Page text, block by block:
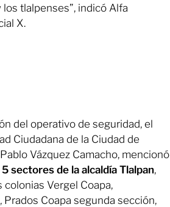
tlalpenses”, indicó Alfa
X.
del operativo de seguridad, el
Ciudadana de la Ciudad de
Vázquez Camacho, mencionó
5 sectores de la alcaldía Tlalpan,
Vergel Coapa,
Prados Coapa segunda sección,